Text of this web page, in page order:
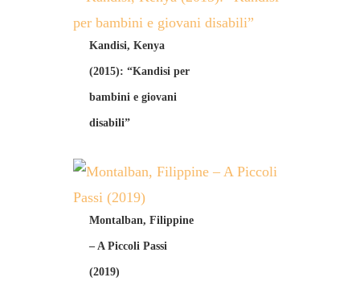
Kandisi, Kenya
(2015): “Kandisi per
bambini e giovani
disabili”
Montalban, Filippine
– A Piccoli Passi
(2019)